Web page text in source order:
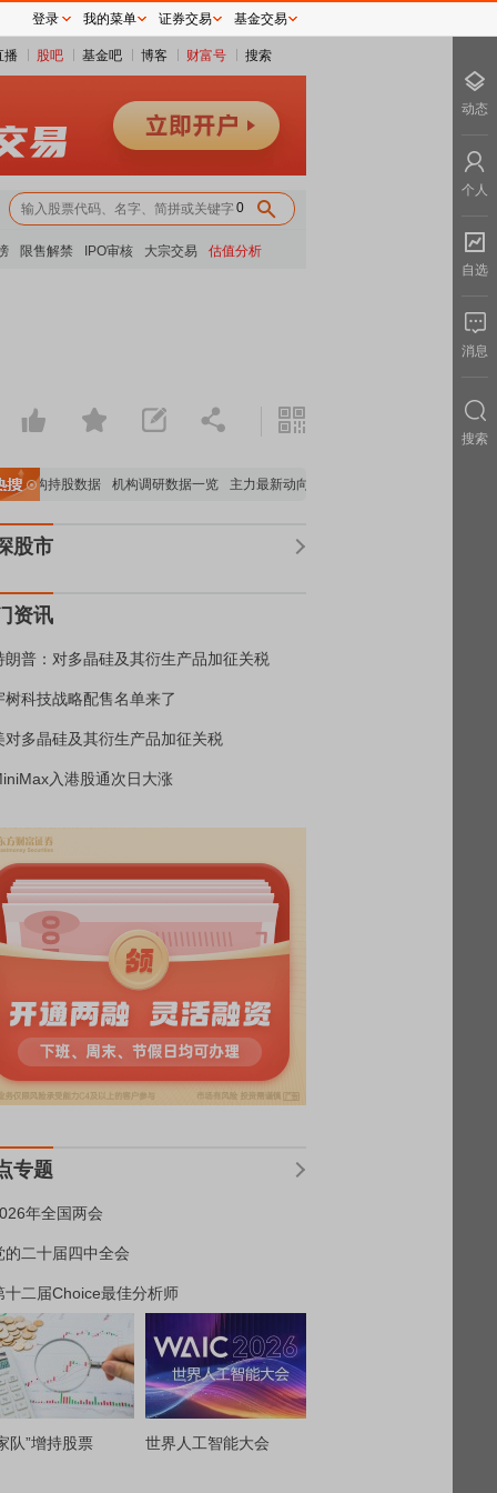
播 股吧 基金吧 博客 财富号 搜索
0
限售解禁 IPO审核 大宗交易 估值分析
机构持股数据 机构调研数据一览 主力最新动向
股市
资讯
朗普：对多晶硅及其衍生产品加征关税
树科技战略配售名单来了
对多晶硅及其衍生产品加征关税
入港股通次日大涨
专题
年全国两会
的二十届四中全会
十二届Choice最佳分析师
队”增持股票 世界人工智能大会
登录 我的菜单 证券交易 基金交易
动态
个人
自选
消息
搜索